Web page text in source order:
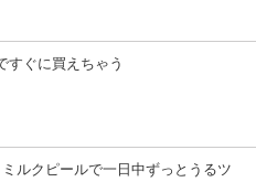
すぐに買えちゃう
ルクピールで一日中ずっとうるツ